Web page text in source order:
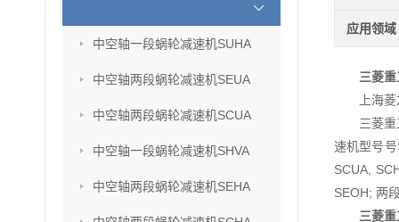
中空轴一段蜗轮减速机SUHA
中空轴两段蜗轮减速机SEUA
中空轴两段蜗轮减速机SCUA
中空轴一段蜗轮减速机SHVA
中空轴两段蜗轮减速机SEHA
应用领域
三菱
上海
三菱
速机型号
SCUA,
SEOH; 两
三菱